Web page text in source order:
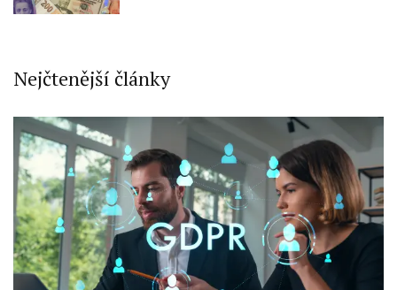
Nejčtenější články